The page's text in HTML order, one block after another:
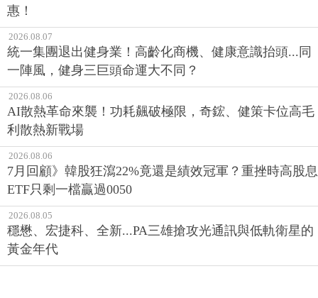
惠！
2026.08.07
統一集團退出健身業！高齡化商機、健康意識抬頭...同
一陣風，健身三巨頭命運大不同？
2026.08.06
AI散熱革命來襲！功耗飆破極限，奇鋐、健策卡位高毛
利散熱新戰場
2026.08.06
7月回顧》韓股狂瀉22%竟還是績效冠軍？重挫時高股息
ETF只剩一檔贏過0050
2026.08.05
穩懋、宏捷科、全新...PA三雄搶攻光通訊與低軌衛星的
黃金年代